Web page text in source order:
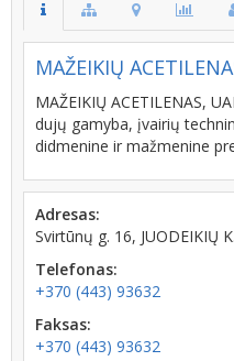
MAŽEIKIŲ
MAŽEIKIŲ ACETILENAS,
dujų gamyba, įvairių
didmenine ir mažmenine
Adresas:
Svirtūnų g. 16, JUODEIKIŲ
Telefonas:
+370 (443) 93632
Faksas:
+370 (443) 93632